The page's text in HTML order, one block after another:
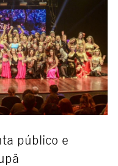
público e